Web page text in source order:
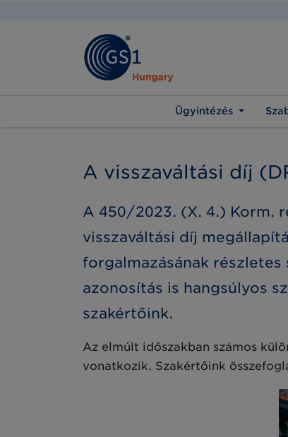
Ügyintézés
A visszaváltási díj
A 450/2023. (X. 4.) Korm.
visszaváltási díj
forgalmazásának
azonosítás is hangsúlyos
szakértőink.
Az elmúlt időszakban számos
vonatkozik. Szakértőink